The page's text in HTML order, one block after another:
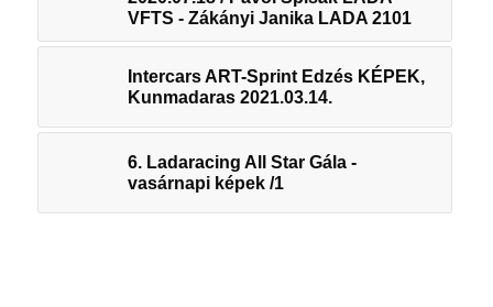
VFTS - Zákányi Janika LADA 2101
Intercars ART-Sprint Edzés KÉPEK,
Kunmadaras 2021.03.14.
6. Ladaracing All Star Gála -
vasárnapi képek /1